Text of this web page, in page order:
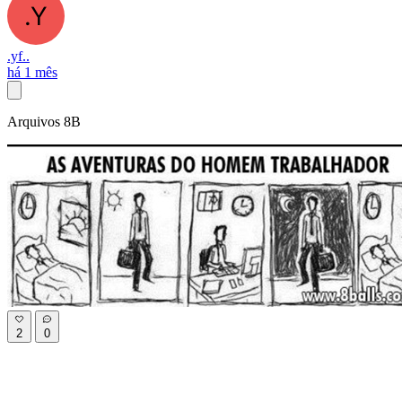
.yf..
há 1 mês
Arquivos 8B
2 0